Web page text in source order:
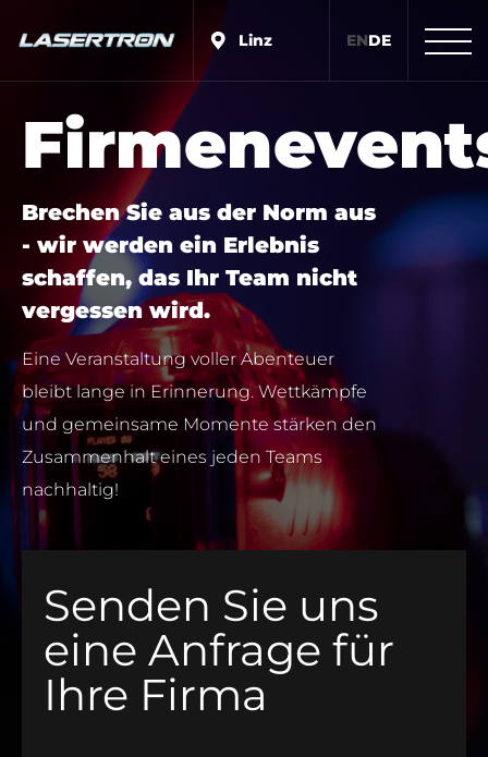
Linz ENDE
Brechen Sie aus der Norm aus
- wir werden ein Erlebnis
schaffen, das Ihr Team nicht
vergessen wird.
Eine Veranstaltung voller Abenteuer
bleibt lange in Erinnerung. Wettkämpfe
und gemeinsame Momente stärken den
Zusammenhalt eines jeden Teams
nachhaltig!
Senden Sie uns
eine Anfrage für
Ihre Firma